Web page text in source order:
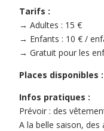
Tarifs :
→ Adultes : 15 €
→ Enfants : 10 € /
→ Gratuit pour les
Places disponibles
Infos pratiques :
Prévoir : des
A la belle saison,